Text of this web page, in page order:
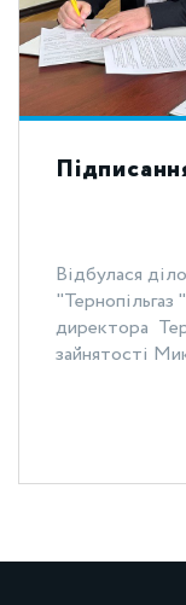
Відбулася
директора
зайнятості